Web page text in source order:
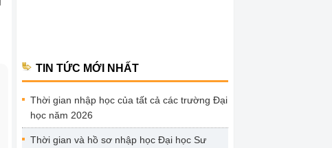
TIN TỨC MỚI NHẤT
Thời gian nhập học của tất cả các trường Đại
học năm 2026
Thời gian và hồ sơ nhập học Đại học Sư